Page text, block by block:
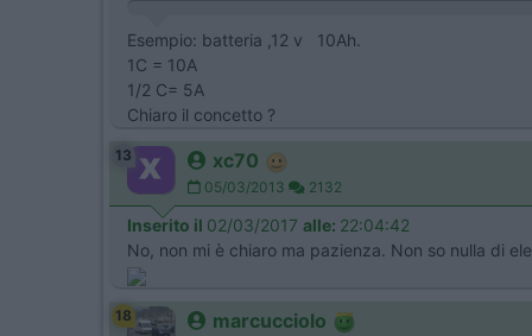
Esempio: batteria ,12 v 10Ah.
1C = 10A
1/2 C= 5A
Chiaro il concetto ?
13 xc70
05/03/2013 2132
Inserito il 02/03/2017 alle: 22:04:42
No, non mi è chiaro ma pazienza. Non so nulla di
18 marcucciolo